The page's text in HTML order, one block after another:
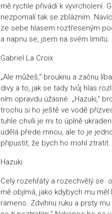
mě rychle přivádí k vyvrcholení.
nezpomalí tak se zblázním.
ze sebe hlasem roztřeseným
a napnu se, jsem na svém limitu.
Gabriel La Croix
„Ale můžeš,“ brouknu a začnu
divy a to, jak se tady tvůj hlas
ním opravdu úžasné. „Hazuki,“
trochu si ho ještě ve vodě
tuhle chvíli je mi to úplně
udělá přede mnou, ale to je
připustit, že bych ho mohl
Hazuki
Celý rozehřátý a rozechvělý se
mě objímá, jako kdybych mu
rameno. Zdvihnu ruku a prsty